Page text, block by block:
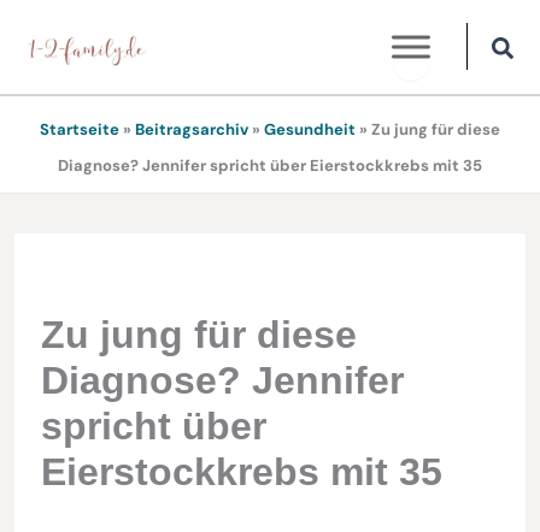
Inhalt
springen
Startseite » Beitragsarchiv » Gesundheit » Zu jung für diese
Diagnose? Jennifer spricht über Eierstockkrebs mit 35
Zu jung für diese
Diagnose? Jennifer
spricht über
Eierstockkrebs mit 35